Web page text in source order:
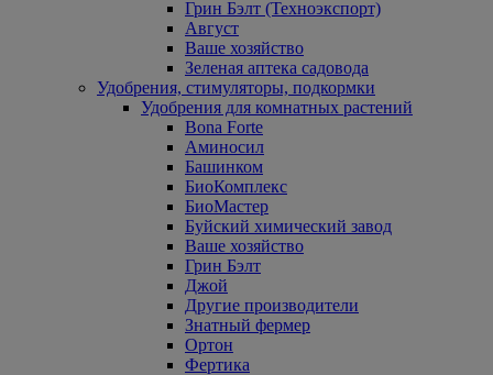
Грин Бэлт (Техноэкспорт)
Август
Ваше хозяйство
Зеленая аптека садовода
Удобрения, стимуляторы, подкормки
Удобрения для комнатных растений
Bona Forte
Аминосил
Башинком
БиоКомплекс
БиоМастер
Буйский химический завод
Ваше хозяйство
Грин Бэлт
Джой
Другие производители
Знатный фермер
Ортон
Фертика